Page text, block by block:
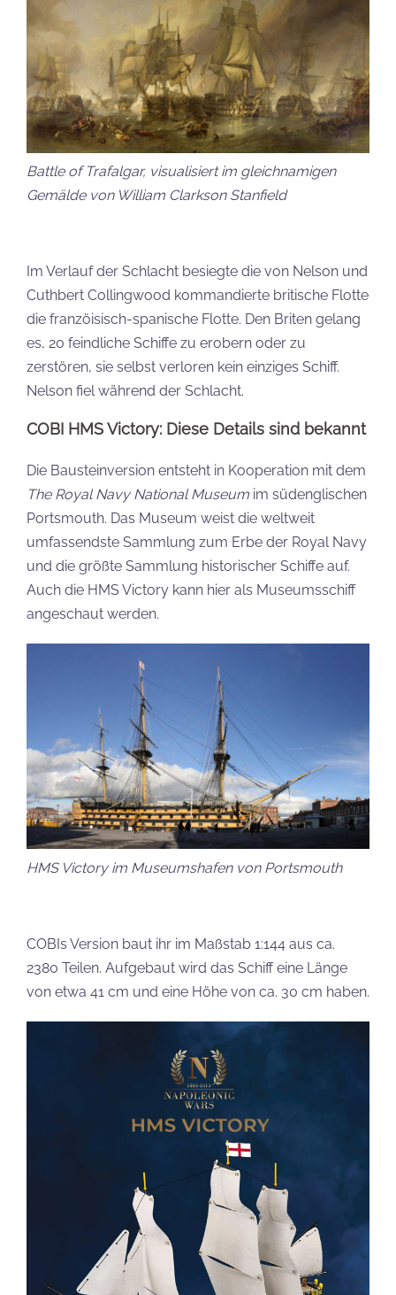
Battle of Trafalgar, visualisiert im gleichnamigen
Gemälde von William Clarkson Stanfield
Im Verlauf der Schlacht besiegte die von Nelson und
Cuthbert Collingwood kommandierte britische Flotte
die franzöisisch-spanische Flotte. Den Briten gelang
es, 20 feindliche Schiffe zu erobern oder zu
zerstören, sie selbst verloren kein einziges Schiff.
Nelson fiel während der Schlacht.
COBI HMS Victory: Diese Details sind bekannt
Die Bausteinversion entsteht in Kooperation mit dem
The Royal Navy National Museum im südenglischen
Portsmouth. Das Museum weist die weltweit
umfassendste Sammlung zum Erbe der Royal Navy
und die größte Sammlung historischer Schiffe auf.
Auch die HMS Victory kann hier als Museumsschiff
angeschaut werden.
HMS Victory im Museumshafen von Portsmouth
COBIs Version baut ihr im Maßstab 1:144 aus ca.
2380 Teilen. Aufgebaut wird das Schiff eine Länge
von etwa 41 cm und eine Höhe von ca. 30 cm haben.